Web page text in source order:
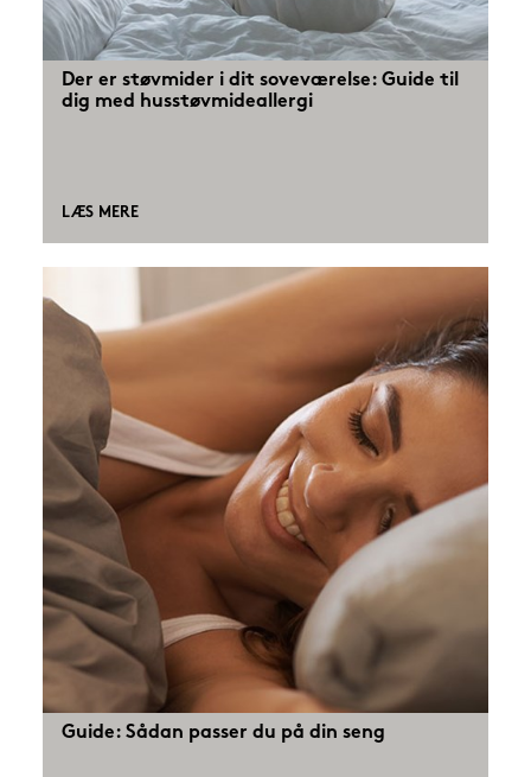
Der er støvmider i dit soveværelse: Guide til
dig med husstøvmideallergi
LÆS MERE
Guide: Sådan passer du på din seng